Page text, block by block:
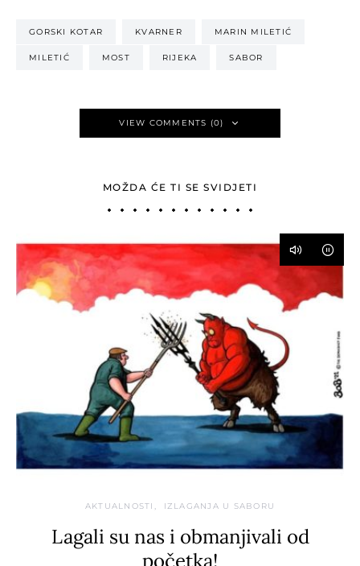
GORSKI KOTAR KVARNER MARIN MILETIĆ
MILETIĆ MOST RIJEKA SABOR
VIEW COMMENTS (0)
MOŽDA ĆE TI SE SVIDJETI
AKTUALNOSTI IZLAGANJA U SABORU
Lagali su nas i obmanjivali od
početka!